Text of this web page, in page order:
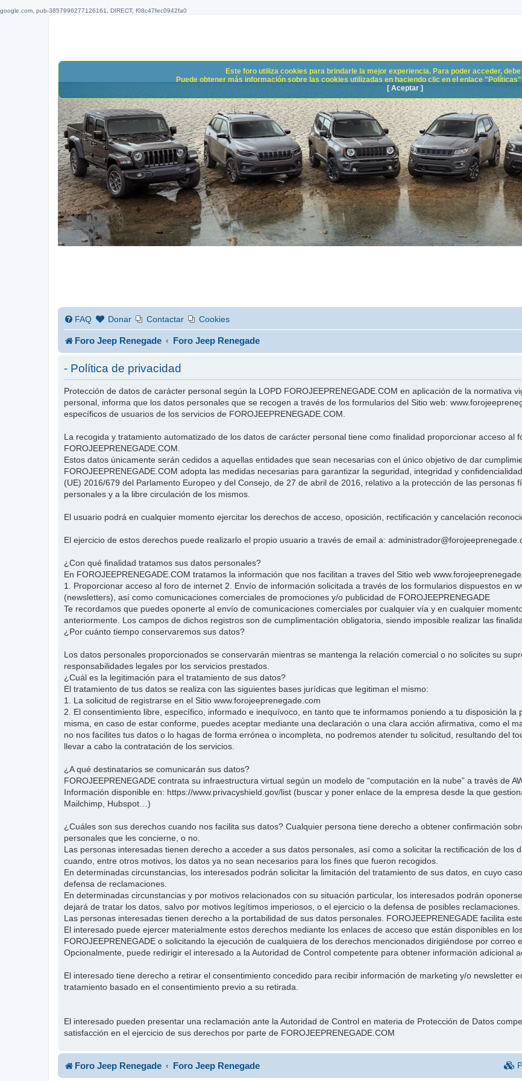
google.com, pub-3857996277126161, DIRECT, f08c47fec0942fa0
FAQ Donar Contactar Cookies
Foro Jeep Renegade Foro Jeep Renegade
- Política de privacidad
Protección de datos de carácter personal según la LOPD FOROJEEPRENEGADE.COM en aplicación de la normativa
personal, informa que los datos personales que se recogen a través de los formularios del Sitio web:
específicos de usuarios de los servicios de FOROJEEPRENEGADE.COM.
La recogida y tratamiento automatizado de los datos de carácter personal tiene como finalidad proporcionar acceso al
FOROJEEPRENEGADE.COM.
Estos datos únicamente serán cedidos a aquellas entidades que sean necesarias con el único objetivo de dar
FOROJEEPRENEGADE.COM adopta las medidas necesarias para garantizar la seguridad, integridad y
(UE) 2016/679 del Parlamento Europeo y del Consejo, de 27 de abril de 2016, relativo a la protección de las personas
personales y a la libre circulación de los mismos.
El usuario podrá en cualquier momento ejercitar los derechos de acceso, oposición, rectificación y cancelación
El ejercicio de estos derechos puede realizarlo el propio usuario a través de email a:
¿Con qué finalidad tratamos sus datos personales?
En FOROJEEPRENEGADE.COM tratamos la información que nos facilitan a traves del Sitio web
1. Proporcionar acceso al foro de internet 2. Envío de información solicitada a través de los formularios dispuestos en
(newsletters), así como comunicaciones comerciales de promociones y/o publicidad de FOROJEEPRENEGADE
Te recordamos que puedes oponerte al envío de comunicaciones comerciales por cualquier vía y en cualquier
anteriormente. Los campos de dichos registros son de cumplimentación obligatoria, siendo imposible realizar las
¿Por cuánto tiempo conservaremos sus datos?
Los datos personales proporcionados se conservarán mientras se mantenga la relación comercial o no solicites su
responsabilidades legales por los servicios prestados.
¿Cuál es la legitimación para el tratamiento de sus datos?
El tratamiento de tus datos se realiza con las siguientes bases jurídicas que legitiman el mismo:
1. La solicitud de registrarse en el Sitio www.forojeeprenegade.com
2. El consentimiento libre, específico, informado e inequívoco, en tanto que te informamos poniendo a tu disposición
misma, en caso de estar conforme, puedes aceptar mediante una declaración o una clara acción afirmativa, como el
no nos facilites tus datos o lo hagas de forma errónea o incompleta, no podremos atender tu solicitud, resultando del
llevar a cabo la contratación de los servicios.
¿A qué destinatarios se comunicarán sus datos?
FOROJEEPRENEGADE contrata su infraestructura virtual según un modelo de “computación en la nube” a través de
Información disponible en: https://www.privacyshield.gov/list (buscar y poner enlace de la empresa desde la que
Mailchimp, Hubspot…)
¿Cuáles son sus derechos cuando nos facilita sus datos? Cualquier persona tiene derecho a obtener confirmación
personales que les concierne, o no.
Las personas interesadas tienen derecho a acceder a sus datos personales, así como a solicitar la rectificación de los
cuando, entre otros motivos, los datos ya no sean necesarios para los fines que fueron recogidos.
En determinadas circunstancias, los interesados podrán solicitar la limitación del tratamiento de sus datos, en cuyo
defensa de reclamaciones.
En determinadas circunstancias y por motivos relacionados con su situación particular, los interesados podrán
dejará de tratar los datos, salvo por motivos legítimos imperiosos, o el ejercicio o la defensa de posibles reclamaciones.
Las personas interesadas tienen derecho a la portabilidad de sus datos personales. FOROJEEPRENEGADE facilita
El interesado puede ejercer materialmente estos derechos mediante los enlaces de acceso que están disponibles en
FOROJEEPRENEGADE o solicitando la ejecución de cualquiera de los derechos mencionados dirigiéndose por
Opcionalmente, puede redirigir el interesado a la Autoridad de Control competente para obtener información adicional
El interesado tiene derecho a retirar el consentimiento concedido para recibir información de marketing y/o newsletter
tratamiento basado en el consentimiento previo a su retirada.
El interesado pueden presentar una reclamación ante la Autoridad de Control en materia de Protección de Datos
satisfacción en el ejercicio de sus derechos por parte de FOROJEEPRENEGADE.COM
Este foro utiliza cookies para brindarle la mejor experiencia. Para poder acceder,
Puede obtener más información sobre las cookies utilizadas en haciendo clic en el enlace
[ Aceptar ]
Foro Jeep Renegade Foro Jeep Renegade